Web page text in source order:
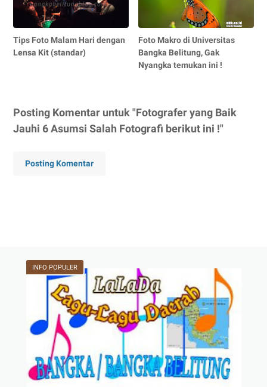
Tips Foto Malam Hari dengan
Lensa Kit (standar)
Foto Makro di Universitas
Bangka Belitung, Gak
Nyangka temukan ini !
Posting Komentar untuk "Fotografer yang Baik
Jauhi 6 Asumsi Salah Fotografi berikut ini !"
Posting Komentar
INFO POPULER